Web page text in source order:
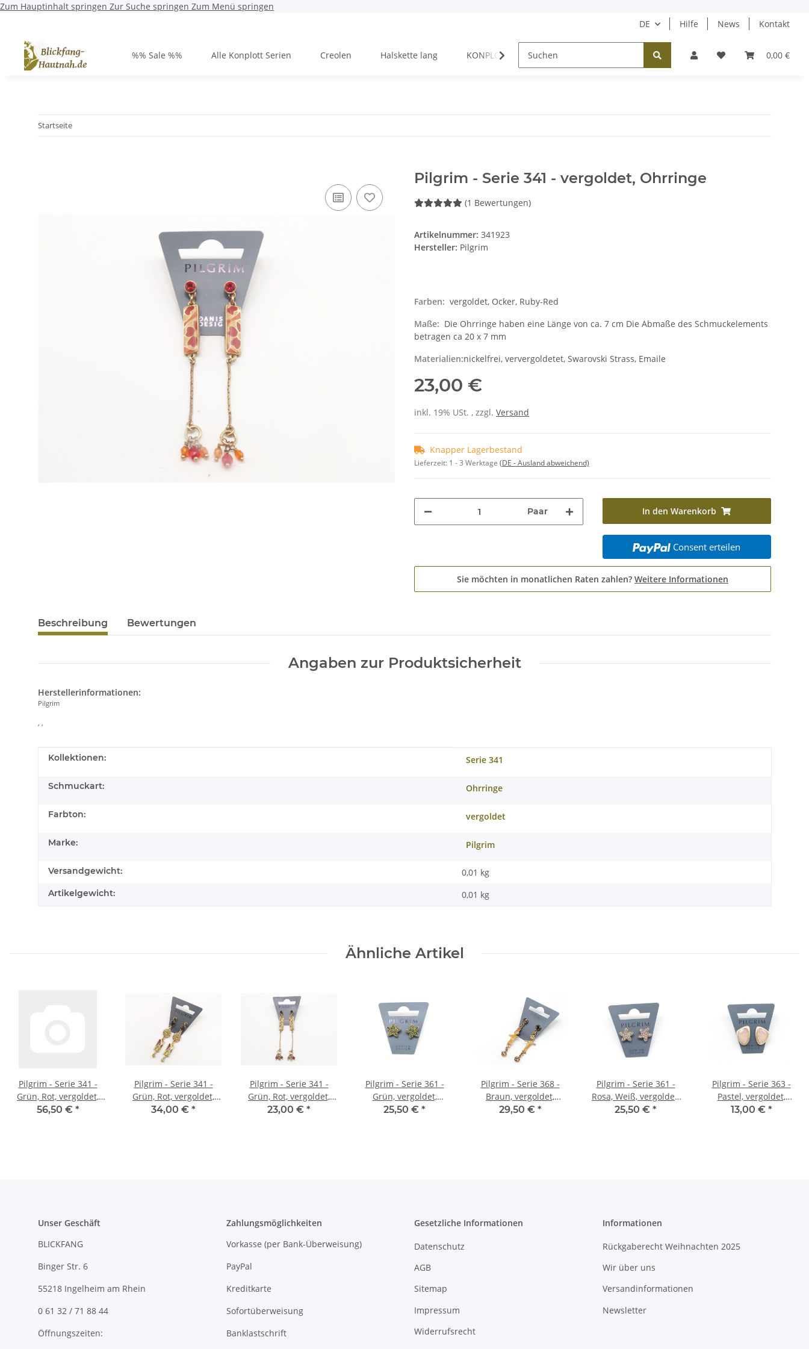
Zum Hauptinhalt springen Zur Suche springen Zum Menü springen
DE
Hilfe News Kontakt
0,00 €
%% Sale %% Alle Konplott Serien Creolen Halskette lang KONPLOTT Serien Halsketten Ohrringe
Startseite
Pilgrim - Serie 341 - vergoldet, Ohrringe
(1 Bewertungen)
Artikelnummer: 341923
Hersteller: Pilgrim
Farben: vergoldet, Ocker, Ruby-Red
Maße: Die Ohrringe haben eine Länge von ca. 7 cm Die Abmaße des Schmuckelements
betragen ca 20 x 7 mm
Materialien:nickelfrei, ververgoldetet, Swarovski Strass, Emaile
23,00 €
inkl. 19% USt. , zzgl. Versand
Knapper Lagerbestand
Lieferzeit: 1 - 3 Werktage (DE - Ausland abweichend)
Paar In den Warenkorb
Consent erteilen
Sie möchten in monatlichen Raten zahlen? Weitere Informationen
Beschreibung Bewertungen
Angaben zur Produktsicherheit
Herstellerinformationen:
Pilgrim
, ,
Produkteigenschaft
Wert
Kollektionen: Serie 341
Schmuckart: Ohrringe
Farbton: vergoldet
Marke: Pilgrim
Versandgewicht: 0,01 kg
Artikelgewicht: 0,01 kg
Ähnliche Artikel
Pilgrim - Serie 341 -
Grün, Rot, vergoldet,
Ohrringe
56,50 € *
Pilgrim - Serie 341 -
Grün, Rot, vergoldet,
Ohrringe
34,00 € *
Pilgrim - Serie 341 -
Grün, Rot, vergoldet,
Ohrringe
23,00 € *
Pilgrim - Serie 361 -
Grün, vergoldet,
Ohrringe
25,50 € *
Pilgrim - Serie 368 -
Braun, vergoldet,
Ohrringe
29,50 € *
Pilgrim - Serie 361 -
Rosa, Weiß, vergoldet,
Ohrringe
25,50 € *
Pilgrim - Serie 363 -
Pastel, vergoldet,
Ohrringe
13,00 € *
Unser Geschäft
BLICKFANG
Binger Str. 6
55218 Ingelheim am Rhein
0 61 32 / 71 88 44
Öffnungszeiten:
Zahlungsmöglichkeiten
Vorkasse (per Bank-Überweisung)
PayPal
Kreditkarte
Sofortüberweisung
Banklastschrift
Gesetzliche Informationen
Datenschutz
AGB
Sitemap
Impressum
Widerrufsrecht
Informationen
Rückgaberecht Weihnachten 2025
Wir über uns
Versandinformationen
Newsletter